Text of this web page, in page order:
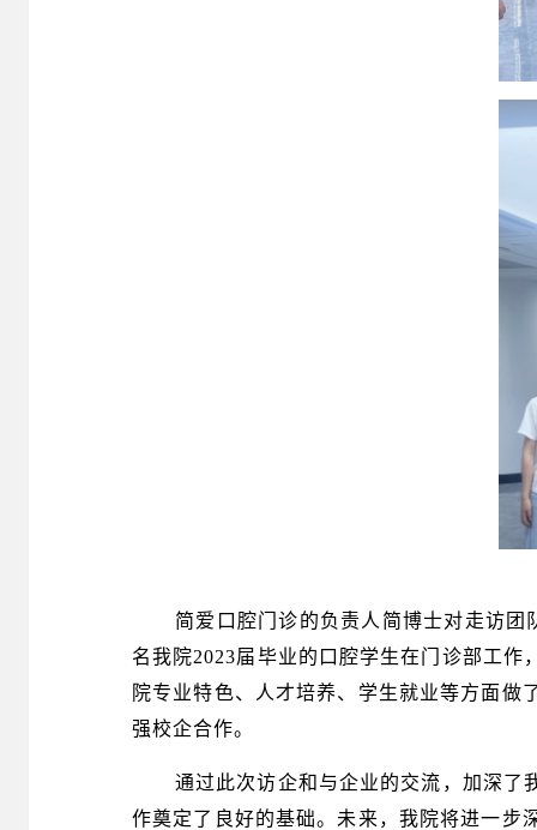
简爱口腔门诊的负责人简博士对走访
名我院2023届毕业的口腔学生在门诊部工
院专业特色、人才培养、学生就业等方面
强校企合作。
通过此次访企和与企业的交流，加深了
作奠定了良好的基础。未来，我院将进一步